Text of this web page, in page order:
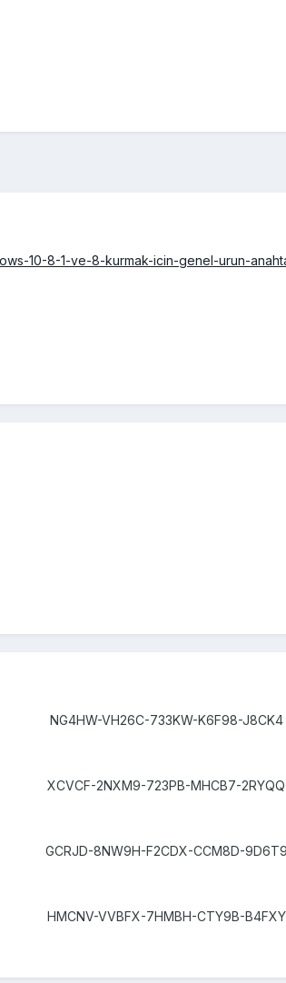
10-8-1-ve-8-kurmak-icin-genel-urun-
NG4HW-VH26C-733KW-K6F98-J8CK4
XCVCF-2NXM9-723PB-MHCB7-2RYQQ
GCRJD-8NW9H-F2CDX-CCM8D-
HMCNV-VVBFX-7HMBH-CTY9B-B4FXY